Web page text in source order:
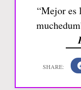
“Mejor es